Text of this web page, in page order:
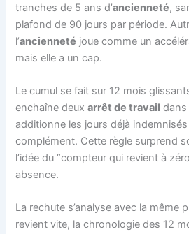
tranches de 5 ans d’ancienneté,
plafond de 90 jours par période.
l’ancienneté joue comme un
mais elle a un cap.
Le cumul se fait sur 12 mois
enchaîne deuxarrêt de travail dans
additionne les jours déjà
complément. Cette règle surprend
l’idée du “compteur qui revient à
absence.
La rechute s’analyse avec la même
revient vite, la chronologie des 12